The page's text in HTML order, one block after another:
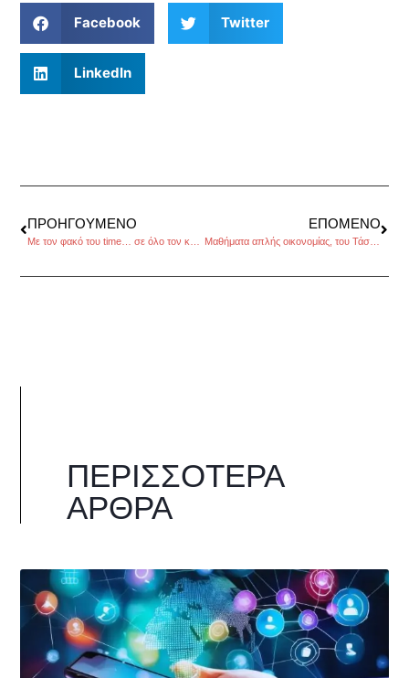
Facebook Twitter
LinkedIn
ΠΡΟΗΓΟΎΜΕΝΟ ΕΠΌΜΕΝΟ
Μαθήματα απλής οικονομίας, του Τάσου Ανθουλιά
ΠΕΡΙΣΣΌΤΕΡΑ
ΆΡΘΡΑ